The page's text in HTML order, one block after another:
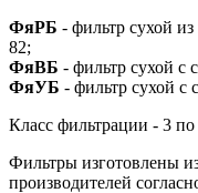
ФяРБ - фильтр сухой
82;
ФяВБ - фильтр сухой с
ФяУБ - фильтр сухой с
Класс фильтрации - 3
Фильтры изготовлены
производителей